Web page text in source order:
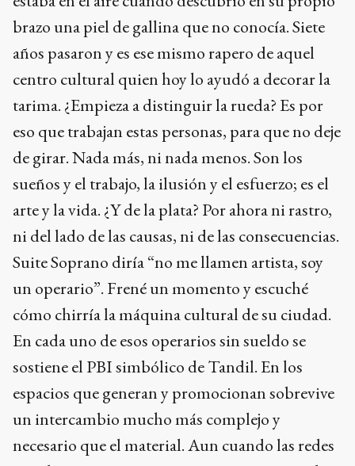
brazo una piel de gallina que no conocía. Siete
años pasaron y es ese mismo rapero de aquel
centro cultural quien hoy lo ayudó a decorar la
tarima. ¿Empieza a distinguir la rueda? Es por
eso que trabajan estas personas, para que no deje
de girar. Nada más, ni nada menos. Son los
sueños y el trabajo, la ilusión y el esfuerzo; es el
arte y la vida. ¿Y de la plata? Por ahora ni rastro,
ni del lado de las causas, ni de las consecuencias.
Suite Soprano diría “no me llamen artista, soy
un operario”. Frené un momento y escuché
cómo chirría la máquina cultural de su ciudad.
En cada uno de esos operarios sin sueldo se
sostiene el PBI simbólico de Tandil. En los
espacios que generan y promocionan sobrevive
un intercambio mucho más complejo y
necesario que el material. Aun cuando las redes